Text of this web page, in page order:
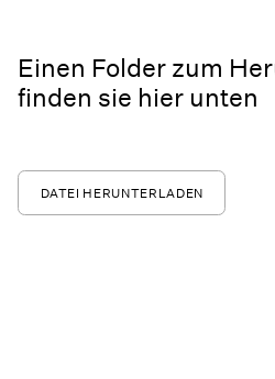
Einen Folder zum
finden sie hier unten
DATEI HERUNTERLADEN